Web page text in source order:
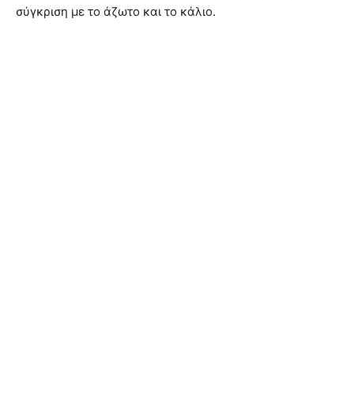
σύγκριση με το άζωτο και το κάλιο.